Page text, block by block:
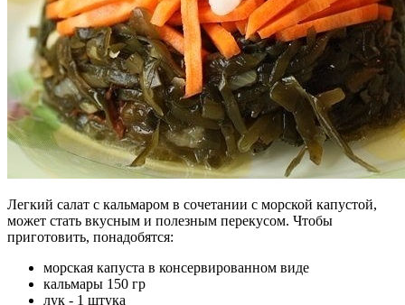
Легкий салат с кальмаром в сочетании с морской капустой,
может стать вкусным и полезным перекусом. Чтобы
приготовить, понадобятся:
морская капуста в консервированном виде
кальмары 150 гр
лук - 1 штука